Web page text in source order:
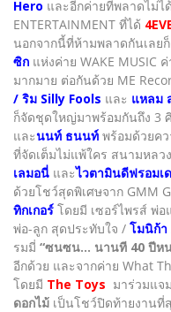
Hero และอีกค่ายที่พลาดไม่ไ
ENTERTAINMENT ที่ได้
นอกจากนี้ที่ห้ามพลาดกันเลย
ซิก แห่งค่าย WAKE
มากมาย ต่อกันด้วย ME
/ ริม Silly Fools และ แหลม
ก็จัดชุดใหญ่มาพร้อมกันถึง 3
และนนท์ ธนนท์ พร้อมด้วยค
ที่จัดเต็มไม่แพ้ใคร สนามหลว
เลมอนี่ และไวตามินดีฟรอมเ
ด้วยโชว์สุดพิเศษจาก GMM
ทิกเกอร์ โดยมี เซอร์ไพรส์ พ่อ
พ่อ-ลูก สุดประทับใจ / โมนิก้
รมมี่ “ซนซน... นานที 40 ปีห
อีกด้วย และจากค่าย What
โดยมี The Toys มาร่วมแจ
ดอกไม้ เป็นโชว์ปิดท้ายงานที่